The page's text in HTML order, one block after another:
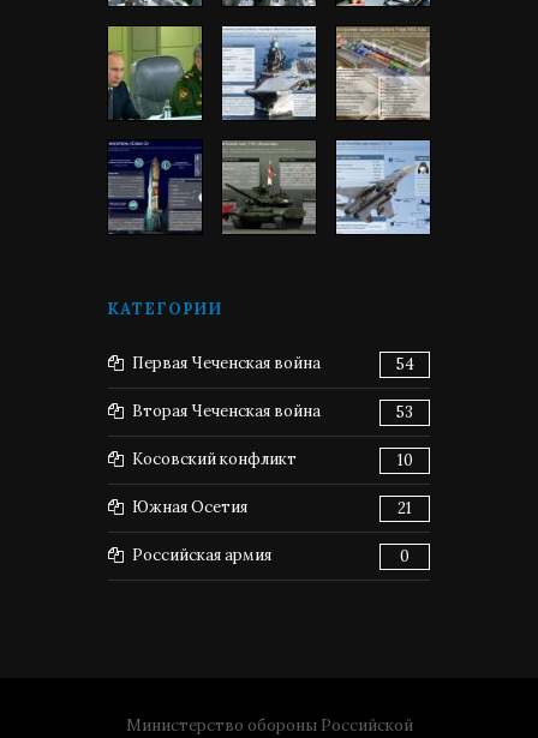
КАТЕГОРИИ
Первая Чеченская война 54
Вторая Чеченская война 53
Косовский конфликт 10
Южная Осетия 21
Российская армия 0
Министерство обороны Российской